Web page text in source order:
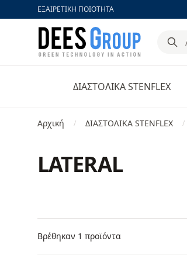
ΕΞΑΙΡΕΤΙΚΗ ΠΟΙΟΤΗΤΑ
DeesGroup
ΔΙΑΣΤΟΛΙΚΑ STENFLEX
Αρχική / ΔΙΑΣΤΟΛΙΚΑ STENFLEX /
LATERAL
Βρέθηκαν 1 προϊόντα